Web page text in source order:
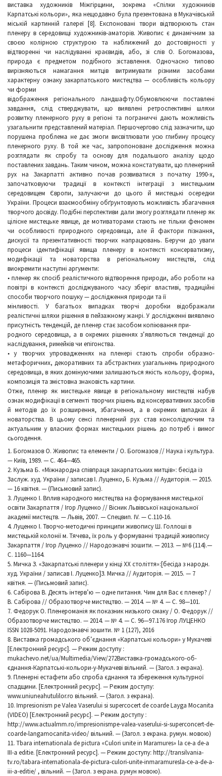
виставка художників Міжгірщини, зокрема «Спілки художників
Карпатські кольори», яка нещодавно була презентована в Мукачівській
міській картинній галереї [8]. Експоновані твори відтворюють стан
пленеру в середовищі художників-аматорів. Живопис є динамічним за
своєю колірною структурою та наближений до достовірності у
відтворенні чи наслідуванні краєвидів, або, зі слів О. Богомазова,
природа є предметом подібного зіставлення. Одночасно типово
вирізняються намагання митців витримувати різними засобами
характерну ознаку закарпатського мистецтва — особливість кольору
чи форми
відображення регіонального ландшафту.Обумовлюючи поставлені
завдання, слід стверджувати, що виявлені ретроспективні шляхи
розвитку пленерного руху в регіоні та пограниччі дають можливість
узагальнити представлений матеріал. Першочергово слід зазначити, що
порушена проблема не дає змоги висвітлювати усю глибину процесу
пленерного руху. В той же час, запропоноване дослідження можна
розглядати як спробу та основу для подальшого аналізу щодо
поставлених завдань. Таким чином, можна констатувати, що пленерний
рух на Закарпатті активно почав розвиватися з початку 1990-х,
започатковуючи традиції в контексті інтеграції з мистецьким
середовищем Європи, залучаючи до цього й мистецькі осередки
України. Процеси взаємообміну обґрунтовують можливість збагачення
творчого досвіду. Подібні перспективи дали змогу розглядати пленер як
цілісне мистецьке явище, де мотиваторами стають не тільки феномен
чи особливості природного середовища, але й фактори пізнання,
дискусії та презентативності творчих напрацювань. Беручи до уваги
процеси ідентифікації явища пленеру в контексті консерватизму,
модифікації та новаторства в регіональному мистецтві, слід
виокремити наступні аргументи:
• пленер як спосіб реалістичного відтворення природи, або роботи на
повітрі в контексті досліджуваного часу зберіг властиві, традиційні
способи творчого пошуку — дослідження природи та її
мінливості. У багатьох випадках творчі доробки відображали
реалістичні шляхи рішення в пейзажному жанрі. У дослідженні виявлено
присутність тенденцій, де пленер стає засобом копіювання при-
родного середовища, а в окремих рішеннях з’являються тенденції до
наслідування, римейків чи епігонства.
• у творчих упровадженнях на пленері стають спроби образно-
метафоричних, декоративних та абстрактних узагальнень природного
середовища, в яких домінуючими залишаються якість кольору, форма,
композиція та змістовна знаковість картини.
Отже, пленер як мистецьке явище в регіональному мистецтві набув
ознак модифікації в сегменті творчих рішень від консервативних засобів
й методів до їх розширення, збагачення, а в окремих випадках й
новаторства. В цьому сенсі пленерний рух став консолідуючим та
актуальним у власних формах мистецьких рішень до потреб і вимог
сьогодення.
1. Богомазов О. Живопис та елементи / О. Богомазов // Наука і культура.
— Київ, 1989. — С. 464—465.
2. Кузьма Б. «Міжнародна співпраця закарпатських митців»: бесіда із
Заслуж. худ. України / записав І. Луценко, Б. Кузьма // Аудиторія. — 2015.
— 16 квітня. — (Письмовий запис).
3. Луценко І. Вплив народного мистецтва на формування мистецької
освіти Закарпаття / Ігор Луценко // Вісник Львівської національної
академії мистецтв. — Львів, 2007. — Спецвип. ІV. — С.110-16.
4. Луценко І. Творчо-методичні принципи живопису Ш. Голлоші в
мистецькій колонії м. Тячева, їх роль у формуванні традицій живопису
Закарпаття / Ігор Луценко // Народознавчі зошити. — 2013. — №6 (114).—
С. 1160—1164.
5. Мичка З. «Закарпатські пленери у кінці ХХ століття»:[бесіда з народн.
худ. України / записав І. Луценко]З. Мичка // Аудиторія. — 2015. — 7
квітня. — (Письмовий запис).
6. Сабірова В. Десять інтерв’ю — одне питання. Чим для Вас є пленер? /
В. Сабірова // Образотворче мистецтво. — 2014. — № 4. — С. 98—101.
7. Федорук О. Пленероманія як показник низького смаку / О. Федорук //
Образотворче мистецтво. — 2014. — № 4. — С. 96—97.176 Ігор ЛУЦЕНКО
ISSN 1028-5091. Народознавчі зошити. № 1 (127), 2016
8. Виставка громадського об’єднання «Карпатські кольори» у Мукачеві
[Електронний ресурс]. — Режим доступу :
mukachevo.net/ua/Multimedia/View/272Виставка-громадського-об-
єднання-Карпатські-кольори-у-Мукачеві вільний. — (Загол. з екрана).
9. Пленерні естафети або спроба єднання та збереження культурної
спадщини. [Електронний ресурс]. — Режим доступу:
www.uniuneahutulilor.ro вільний. — (Загол. з екрана).
10. Impresionism pe Valea Vaserului si supercocert de coarde Layga Mocanita
(VIDEO) [Електронний ресурс]. — Режим доступу :
http://www.actualmm.ro/impresionismpe-valea-vaserului-si-superconcert-de-
coarde-langamocanita-video/ вільний. — (Загол. з екрана. румун. мовою)
11. Tbara internationala de pictura «Culori unite in Maramures» la ce-a de-a
III-a editie. [Електронний ресурс]. — Режим доступу: http://transilvania-
tv.ro/tabara-internationala-de-pictura-culori-unite-inmaramuresla-ce-a-de-a-
iii-a-editie/ , вільний. — (Загол. з екрана. румун мовою).